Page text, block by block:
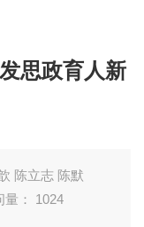
思政育人新
陈立志 陈默
量： 1024